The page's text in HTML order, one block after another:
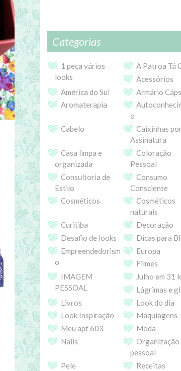
Categorias
1 peça vários
looks
A Patroa Tá
Acessórios
América do Sul
Armário
Aromaterapia
o
Cabelo
Caixinhas
Assinatura
Casa limpa e
organizada
Coloração
Pessoal
Consultoria de
Estilo
Consumo
Consciente
Cosméticos
Cosméticos
naturais
Curitiba
Decoração
Desafio de looks
Dicas para
Empreendedorism
o
Europa
Filmes
IMAGEM
PESSOAL
Julho em 31
Lágrimas e
Livros
Look do dia
Look Inspiração
Maquiagens
Meu apt 603
Moda
Nails
Organização
pessoal
Pele
Receitas